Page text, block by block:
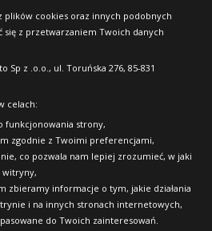
plików cookies oraz innych podobnych
z przetwarzaniem Twoich danych
z .o.o., ul. Toruńska 276, 85-831
celach:
funkcjonowania strony,
zgodnie z Twoimi preferencjami,
co pozwala nam lepiej zrozumieć, w jaki
witryny,
zbieramy informacje o tym, jakie działania
i na innych stronach internetowych,
do Twoich zainteresowań.